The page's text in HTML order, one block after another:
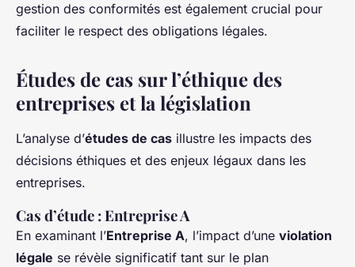
gestion des conformités est également crucial pour
faciliter le respect des obligations légales.
Études de cas sur l’éthique des
entreprises et la législation
L’analyse d’études de cas illustre les impacts des
décisions éthiques et des enjeux légaux dans les
entreprises.
Cas d’étude : Entreprise A
En examinant l’Entreprise A, l’impact d’une violation
légale se révèle significatif tant sur le plan